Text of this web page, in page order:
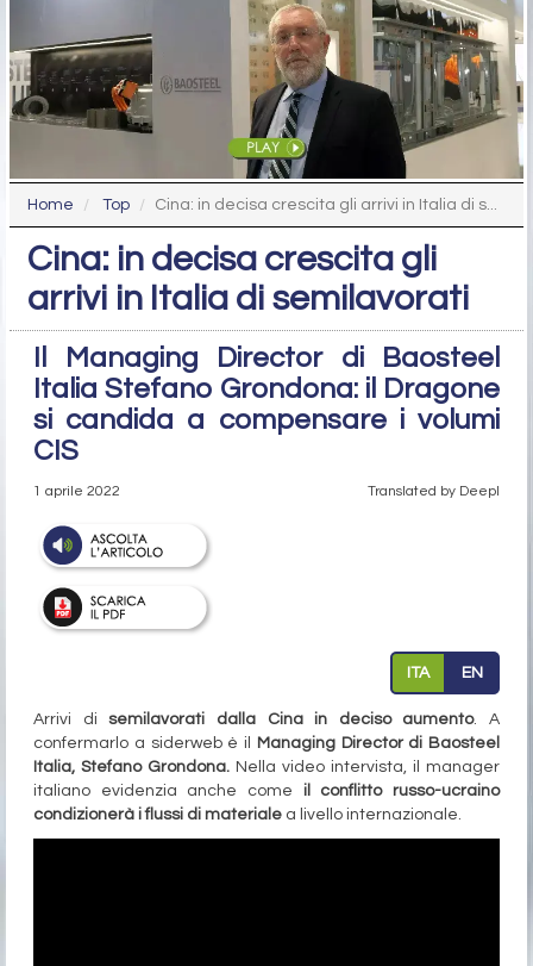
Home Top Cina: in decisa crescita gli arrivi in Italia di s...
Cina: in decisa crescita gli
arrivi in Italia di semilavorati
Il Managing Director di Baosteel
Italia Stefano Grondona: il Dragone
si candida a compensare i volumi
CIS
1 aprile 2022 Translated by Deepl
ITA EN
Arrivi disemilavorati dalla Cina in deciso aumento. A
confermarlo a siderweb è il
Managing Director di Baosteel
Italia, Stefano Grondona. Nella video intervista, il manager
italiano evidenzia anche come il conflitto russo-ucraino
condizionerà i flussi di materiale a livello internazionale.